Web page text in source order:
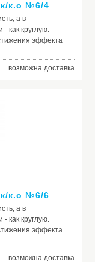
к.о №6/4
а в
как круглую.
эффекта
возможна доставка
к.о №6/6
а в
как круглую.
эффекта
возможна доставка